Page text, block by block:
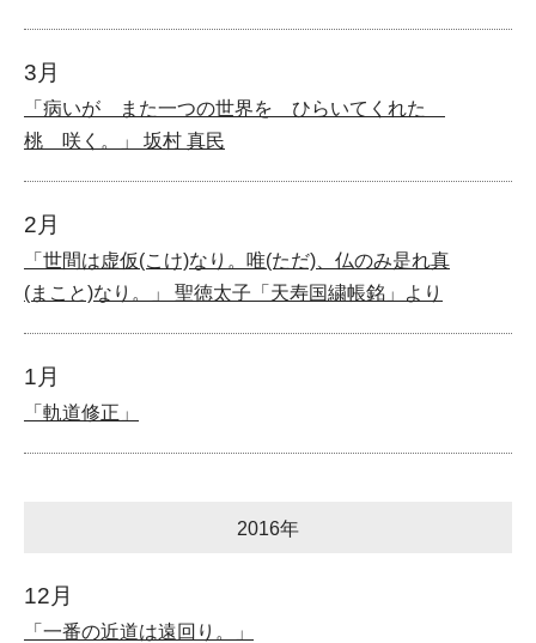
3月
「病いが また一つの世界を ひらいてくれた
桃 咲く。」 坂村 真民
2月
「世間は虚仮(こけ)なり。唯(ただ)、仏のみ是れ真
(まこと)なり。」 聖徳太子「天寿国繍帳銘」より
1月
「軌道修正」
2016年
12月
「一番の近道は遠回り。」